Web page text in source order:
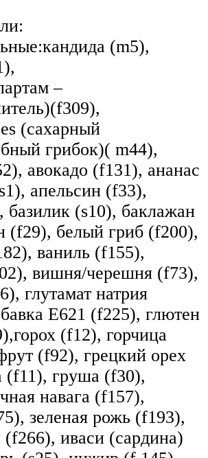
(m5),
–
(сахарный
грибок)( m44),
авокадо (f131), ананас
апельсин (f33),
базилик (s10), баклажан
(f29), белый гриб (f200),
ваниль (f155),
вишня/черешня (f73),
глутамат натрия
Е621 (f225), глютен
(f12), горчица
(f92), грецкий орех
(f11), груша (f30),
навага (f157),
зеленая рожь (f193),
(f266), иваси (сардина)